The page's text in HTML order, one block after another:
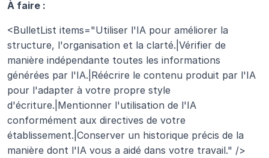
À faire :
<BulletList items="Utiliser l'IA pour améliorer la
structure, l'organisation et la clarté.|Vérifier de
manière indépendante toutes les informations
générées par l'IA.|Réécrire le contenu produit par l'IA
pour l'adapter à votre propre style
d'écriture.|Mentionner l'utilisation de l'IA
conformément aux directives de votre
établissement.|Conserver un historique précis de la
manière dont l'IA vous a aidé dans votre travail." />